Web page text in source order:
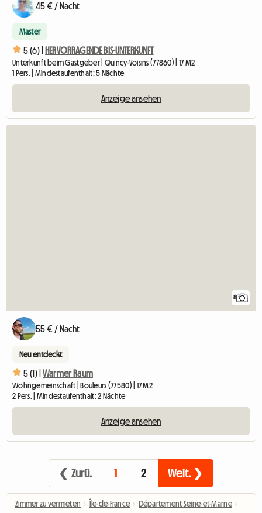
45 € / Nacht
Master
5 (6) | HERVORRAGENDE BIS-UNTERKUNFT
Unterkunft beim Gastgeber | Quincy-Voisins (77860) | 17 M2
1 Pers. | Mindestaufenthalt: 5 Nächte
Anzeige ansehen
8
55 € / Nacht
Neu entdeckt
5 (1) | Warmer Raum
Wohngemeinschaft | Bouleurs (77580) | 17 M2
2 Pers. | Mindestaufenthalt: 2 Nächte
Anzeige ansehen
❮ Zurü. 1 2 Weit. ❯
Zimmer zu vermieten › Île-de-France › Département Seine-et-Marne ›